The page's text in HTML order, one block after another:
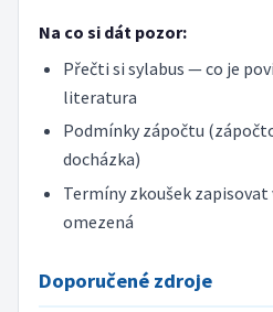
Na co si dát pozor:
Přečti si sylabus — co je
literatura
Podmínky zápočtu
docházka)
Termíny zkoušek
omezená
Doporučené zdroje